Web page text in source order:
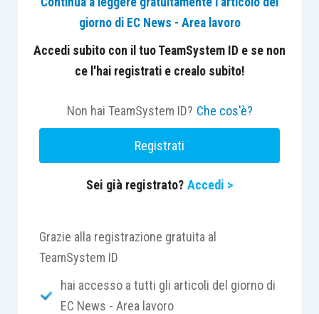
Centro Studi Lavoro e Previdenza – Euroconference
giorno di EC News - Area lavoro
Accedi subito con il tuo TeamSystem ID e se non
ce l'hai registrati e crealo subito!
Non hai TeamSystem ID? Che cos'è?
Registrati
Sei già registrato? Accedi >
Grazie alla registrazione gratuita al
TeamSystem ID
hai accesso a tutti gli articoli del giorno di
EC News - Area lavoro